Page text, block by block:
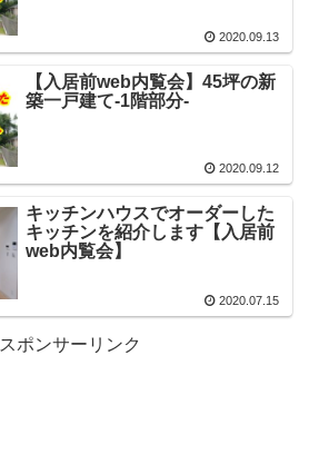
2020.09.13
【入居前web内覧会】45坪の新
築一戸建て-1階部分-
2020.09.12
キッチンハウスでオーダーした
キッチンを紹介します【入居前
web内覧会】
2020.07.15
スポンサーリンク